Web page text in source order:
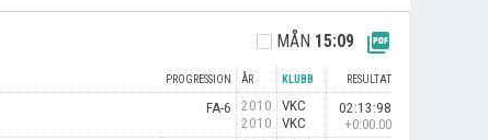
MÅN 15:09 picture_as_pdf
PROGRESSION ÅR KLUBB RESULTAT
FA-6
2010
2010
VKC
VKC
02:13:98
+0:00.00